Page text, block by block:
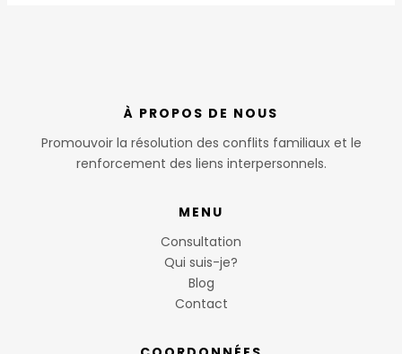
À PROPOS DE NOUS
Promouvoir la résolution des conflits familiaux et le
renforcement des liens interpersonnels.
MENU
Consultation
Qui suis-je?
Blog
Contact